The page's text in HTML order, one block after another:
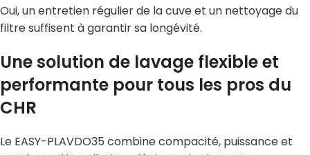
Oui, un entretien régulier de la cuve et un nettoyage du
filtre suffisent à garantir sa longévité.
Une solution de lavage flexible et
performante pour tous les pros du
CHR
Le EASY-PLAVDO35 combine compacité, puissance et